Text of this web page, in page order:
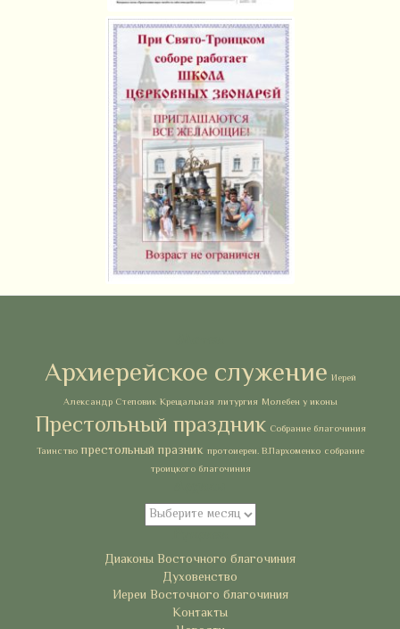
Архиерейское служение Иерей
Александр Степовик Крещальная литургия Молебен у иконы
Престольный праздник Собрание благочиния
Таинство престольный празник протоиереи. В.Пархоменко собрание
троицкого благочиния
Архивы
Диаконы Восточного благочиния
Духовенство
Иереи Восточного благочиния
Контакты